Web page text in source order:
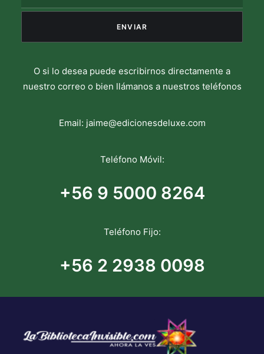
O si lo desea puede escribirnos directamente a
nuestro correo o bien llámanos a nuestros teléfonos
Email: jaime@edicionesdeluxe.com
Teléfono Móvil:
+56 9 5000 8264
Teléfono Fijo:
+56 2 2938 0098